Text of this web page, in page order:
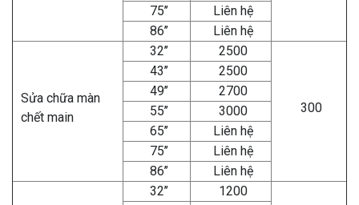
75’’
Liên hệ
86’’
Liên hệ
Sửa chữa màn
chết main
32’’ 2500
300
43’’
2500
49’’
2700
55’’
3000
65’’
Liên hệ
75’’
Liên hệ
86’’
Liên hệ
32’’ 1200